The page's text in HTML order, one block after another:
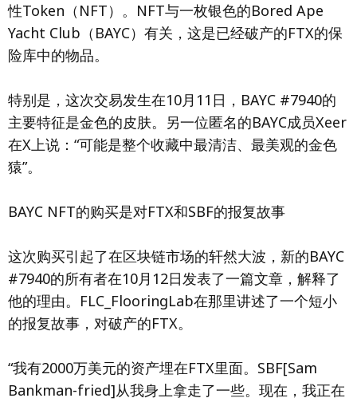
性Token（NFT）。NFT与一枚银色的Bored Ape
Yacht Club（BAYC）有关，这是已经破产的FTX的保
险库中的物品。
特别是，这次交易发生在10月11日，BAYC #7940的
主要特征是金色的皮肤。另一位匿名的BAYC成员Xeer
在X上说：“可能是整个收藏中最清洁、最美观的金色
猿”。
BAYC NFT的购买是对FTX和SBF的报复故事
这次购买引起了在区块链市场的轩然大波，新的BAYC
#7940的所有者在10月12日发表了一篇文章，解释了
他的理由。FLC_FlooringLab在那里讲述了一个短小
的报复故事，对破产的FTX。
“我有2000万美元的资产埋在FTX里面。SBF[Sam
Bankman-fried]从我身上拿走了一些。现在，我正在